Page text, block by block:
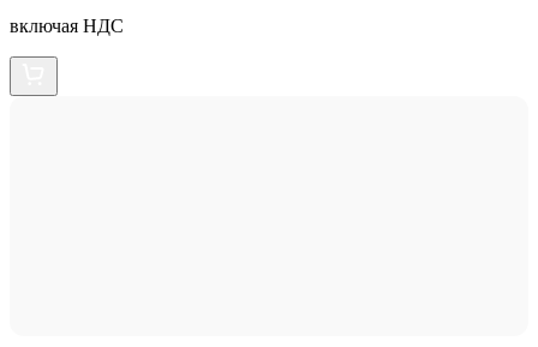
включая НДС